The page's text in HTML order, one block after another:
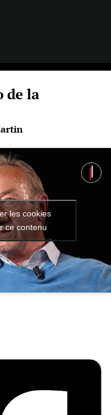
de la
les cookies
ce contenu